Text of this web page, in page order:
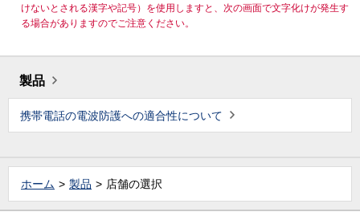
けないとされる漢字や記号）を使用しますと、次の画面で文字化けが発生す
る場合がありますのでご注意ください。
製品
携帯電話の電波防護への適合性について
ホーム 製品 店舗の選択